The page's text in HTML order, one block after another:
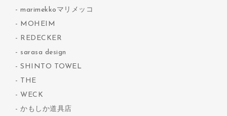
marimekkoマリメッコ
MOHEIM
REDECKER
sarasa design
SHINTO TOWEL
THE
WECK
かもしか道具店